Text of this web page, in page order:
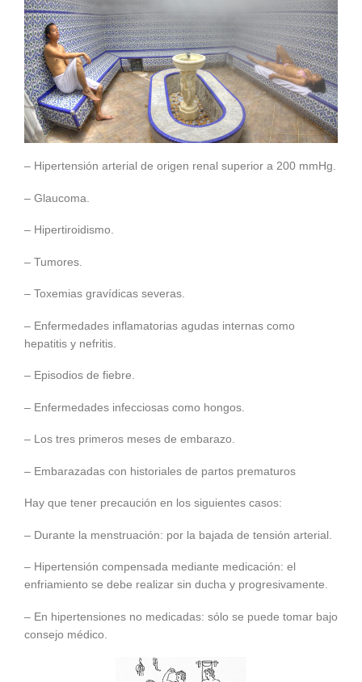
– Hipertensión arterial de origen renal superior a 200 mmHg.
– Glaucoma.
– Hipertiroidismo.
– Tumores.
– Toxemias gravídicas severas.
– Enfermedades inflamatorias agudas internas como
hepatitis y nefritis.
– Episodios de fiebre.
– Enfermedades infecciosas como hongos.
– Los tres primeros meses de embarazo.
– Embarazadas con historiales de partos prematuros
Hay que tener precaución en los siguientes casos:
– Durante la menstruación: por la bajada de tensión arterial.
– Hipertensión compensada mediante medicación: el
enfriamiento se debe realizar sin ducha y progresivamente.
– En hipertensiones no medicadas: sólo se puede tomar bajo
consejo médico.